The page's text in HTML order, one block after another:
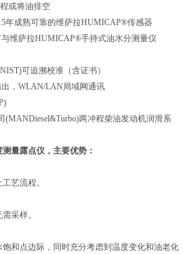
或将油排空
年成熟可靠的维萨拉HUMICAP®传感器
维萨拉HUMICAP®手持式油水分测量仪
可追溯校准（含证书）
出，WLAN/LAN局域网通讯
(MANDiesel&Turbo)两冲程柴油发动机润滑系
测量露点仪 ，主要优势：
艺流程。
采样。
和点边际，同时充分考虑到温度变化和油老化